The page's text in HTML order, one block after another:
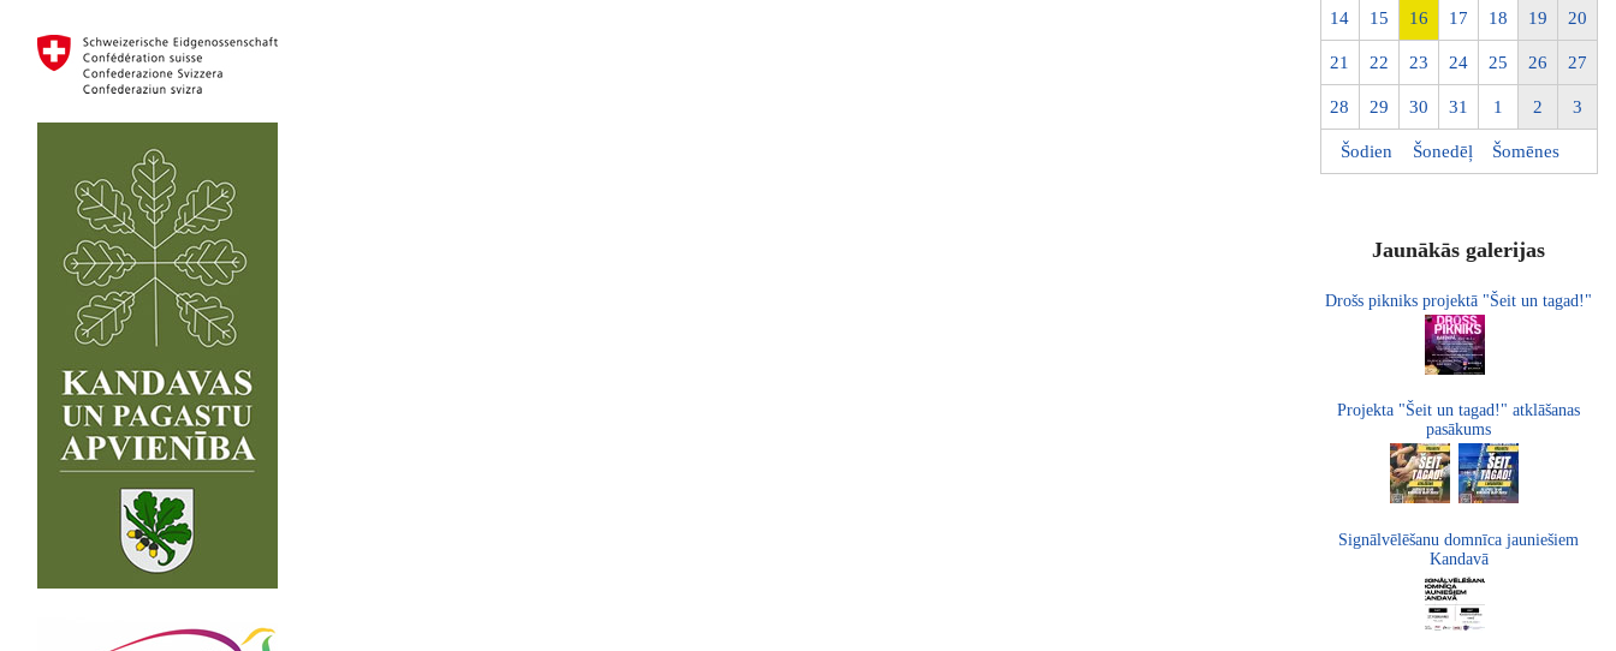
14 15 16 17 18 19 20
21 22 23 24 25 26 27
28 29 30 31 1 2 3
Šodien Šonedēļ Šomēnes
Jaunākās galerijas
Drošs pikniks projektā "Šeit un tagad!"
Projekta "Šeit un tagad!" atklāšanas
pasākums
Signālvēlēšanu domnīca jauniešiem
Kandavā